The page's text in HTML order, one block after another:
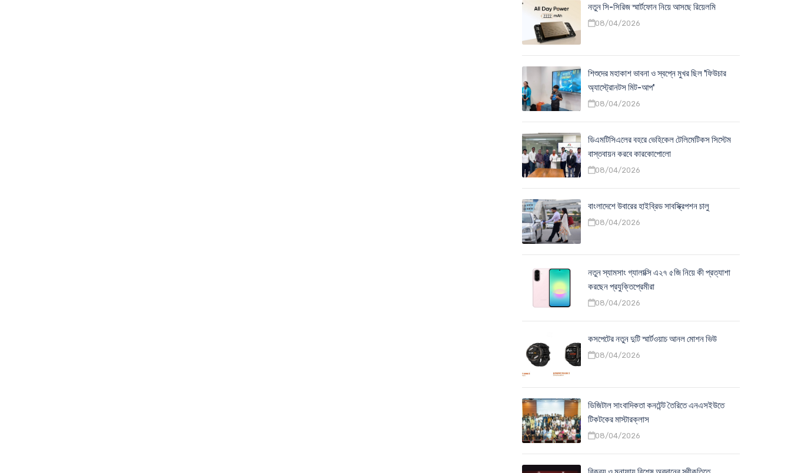
নতুন সি-সিরিজ স্মার্টফোন নিয়ে আসছে রিয়েলমি
08/04/2026
শিশুদের মহাকাশ ভাবনা ও স্বপ্নে মুখর ছিল 'ফিউচার
অ্যাস্ট্রোনটস মিট-আপ'
08/04/2026
ডিএমটিসিএলের বহরে ভেহিকেল টেলিমেটিকস সিস্টেম
বাস্তবায়ন করবে কারকোপোলো
08/04/2026
বাংলাদেশে উবারের হাইব্রিড সাবস্ক্রিপশন চালু
08/04/2026
নতুন স্যামসাং গ্যালাক্সি এ২৭ ৫জি নিয়ে কী প্রত্যাশা
করছেন প্রযুক্তিপ্রেমীরা
08/04/2026
কসপেটের নতুন দুটি স্মার্টওয়াচ আনল মোশন ভিউ
08/04/2026
ডিজিটাল সাংবাদিকতা কনটেন্ট তৈরিতে এনএসইউতে
টিকটকের মাস্টারক্লাস
08/04/2026